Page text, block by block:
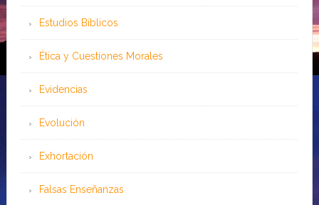
Estudios Bíblicos
Ética y Cuestiones Morales
Evidencias
Evolución
Exhortación
Falsas Enseñanzas